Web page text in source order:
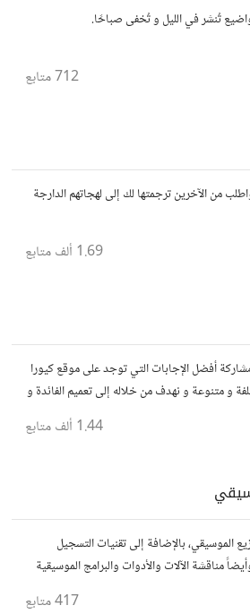
تُنشر في الليل و تُخفى صباحًا.
712متابع
من الآخرين ترجمتها لك إلى لهجاتهم الدارجة
1.69 ألف متابع
أفضل الإجابات التي توجد على موقع كيورا
و متنوعة و نهدف من خلاله إلى تعميم الفائدة و
1.44 ألف متابع
الموسيقي، بالإضافة إلى تقنيات التسجيل
مناقشة الآلات والأدوات والبرامج الموسيقية
417متابع